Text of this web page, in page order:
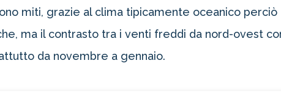
miti, grazie al clima tipicamente oceanico perciò
ma il contrasto tra i venti freddi da nord-ovest
da novembre a gennaio.